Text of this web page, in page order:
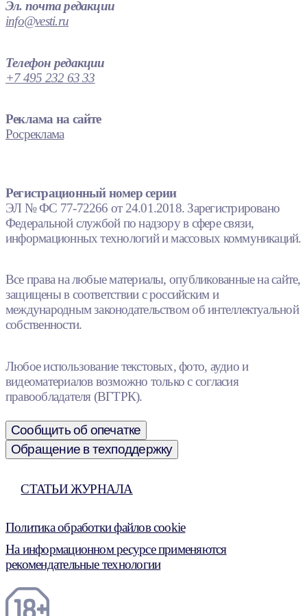
Эл. почта редакции
info@vesti.ru
Телефон редакции
+7 495 232 63 33
Реклама на сайте
Росреклама
Регистрационный номер серии
ЭЛ № ФС 77-72266 от 24.01.2018. Зарегистрировано
Федеральной службой по надзору в сфере связи,
информационных технологий и массовых коммуникаций.
Все права на любые материалы, опубликованные на сайте,
защищены в соответствии с российским и
международным законодательством об интеллектуальной
собственности.
Любое использование текстовых, фото, аудио и
видеоматериалов возможно только с согласия
правообладателя (ВГТРК).
Сообщить об опечатке
Обращение в техподдержку
СТАТЬИ ЖУРНАЛА
Политика обработки файлов cookie
На информационном ресурсе применяются
рекомендательные технологии